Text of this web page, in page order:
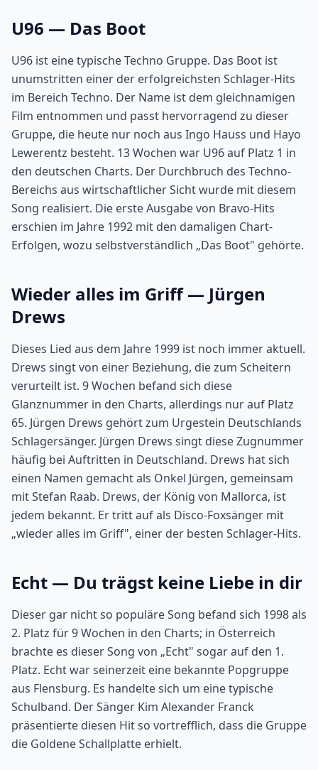
U96 — Das Boot
U96 ist eine typische Techno Gruppe. Das Boot ist
unumstritten einer der erfolgreichsten Schlager-Hits
im Bereich Techno. Der Name ist dem gleichnamigen
Film entnommen und passt hervorragend zu dieser
Gruppe, die heute nur noch aus Ingo Hauss und Hayo
Lewerentz besteht. 13 Wochen war U96 auf Platz 1 in
den deutschen Charts. Der Durchbruch des Techno-
Bereichs aus wirtschaftlicher Sicht wurde mit diesem
Song realisiert. Die erste Ausgabe von Bravo-Hits
erschien im Jahre 1992 mit den damaligen Chart-
Erfolgen, wozu selbstverständlich „Das Boot" gehörte.
Wieder alles im Griff — Jürgen
Drews
Dieses Lied aus dem Jahre 1999 ist noch immer aktuell.
Drews singt von einer Beziehung, die zum Scheitern
verurteilt ist. 9 Wochen befand sich diese
Glanznummer in den Charts, allerdings nur auf Platz
65. Jürgen Drews gehört zum Urgestein Deutschlands
Schlagersänger. Jürgen Drews singt diese Zugnummer
häufig bei Auftritten in Deutschland. Drews hat sich
einen Namen gemacht als Onkel Jürgen, gemeinsam
mit Stefan Raab. Drews, der König von Mallorca, ist
jedem bekannt. Er tritt auf als Disco-Foxsänger mit
„wieder alles im Griff", einer der besten Schlager-Hits.
Echt — Du trägst keine Liebe in dir
Dieser gar nicht so populäre Song befand sich 1998 als
2. Platz für 9 Wochen in den Charts; in Österreich
brachte es dieser Song von „Echt" sogar auf den 1.
Platz. Echt war seinerzeit eine bekannte Popgruppe
aus Flensburg. Es handelte sich um eine typische
Schulband. Der Sänger Kim Alexander Franck
präsentierte diesen Hit so vortrefflich, dass die Gruppe
die Goldene Schallplatte erhielt.